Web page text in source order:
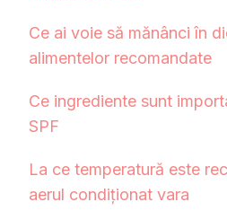
Ce ai voie să mănânci în
alimentelor recomandate
Ce ingrediente sunt
SPF
La ce temperatură este
aerul condiționat vara